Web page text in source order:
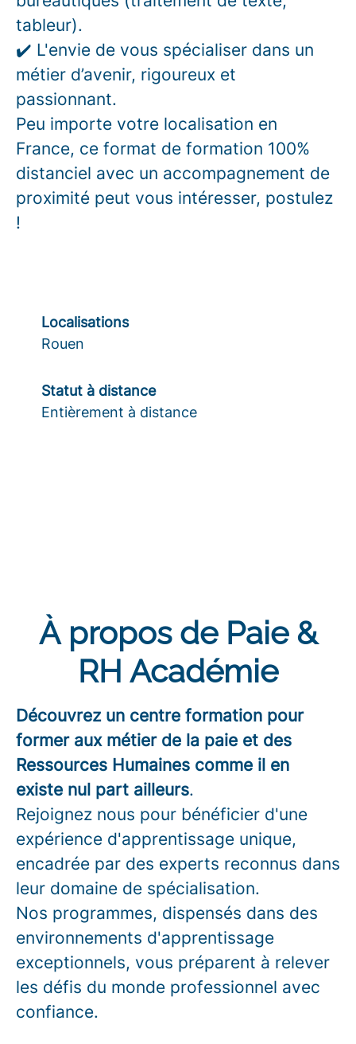
tableur).
✔️ L'envie de vous spécialiser dans un
métier d’avenir, rigoureux et
passionnant.
Peu importe votre localisation en
France, ce format de formation 100%
distanciel avec un accompagnement de
proximité peut vous intéresser, postulez
!
Localisations
Rouen
Statut à distance
Entièrement à distance
À propos de Paie &
RH Académie
Découvrez un centre formation pour
former aux métier de la paie et des
Ressources Humaines comme il en
existe nul part ailleurs.
Rejoignez nous pour bénéficier d'une
expérience d'apprentissage unique,
encadrée par des experts reconnus dans
leur domaine de spécialisation.
Nos programmes, dispensés dans des
environnements d'apprentissage
exceptionnels, vous préparent à relever
les défis du monde professionnel avec
confiance.